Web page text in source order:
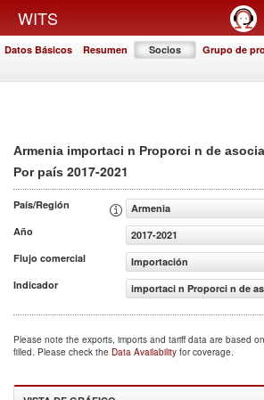
WITS
Datos Básicos Resumen Socios Grupo de
Armenia importaci n Proporci n de
Por país 2017-2021
País/Región
Armenia
Año
2017-2021
Flujo comercial
Importación
Indicador
importaci n Proporci n de
Please note the exports, imports and tariff data are based
filled. Please check the Data Availability for coverage.